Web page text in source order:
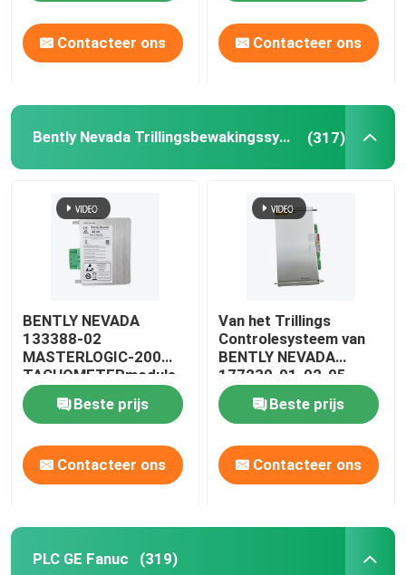
Contacteer ons Contacteer ons
Bently Nevada Trillingsbewakingssysteem (317)
BENTLY NEVADA
133388-02
MASTERLOGIC-200
TACHOMETERmodule
Beste prijs
Contacteer ons
Van het Trillings
Controlesysteem van
BENTLY NEVADA
177230-01-02-05
3500 de SEISMISCHE
ZenderBeste prijs
Contacteer ons
PLC GE Fanuc (319)